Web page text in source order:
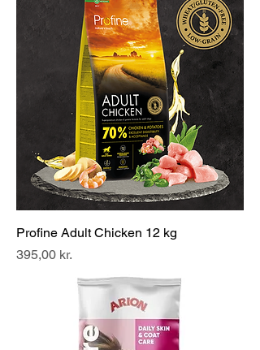
Profine Adult Chicken 12 kg
Pris
395,00 kr.